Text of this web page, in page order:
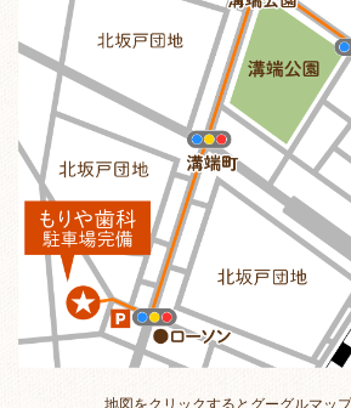
地図をクリックするとグーグルマップ